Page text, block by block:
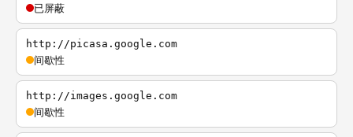
已屏蔽
http://picasa.google.com
间歇性
http://images.google.com
间歇性